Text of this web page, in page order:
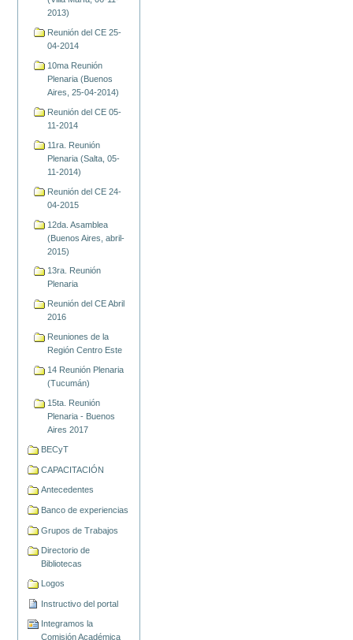
2013)
Reunión del CE 25-
04-2014
10ma Reunión
Plenaria (Buenos
Aires, 25-04-2014)
Reunión del CE 05-
11-2014
11ra. Reunión
Plenaria (Salta, 05-
11-2014)
Reunión del CE 24-
04-2015
12da. Asamblea
(Buenos Aires, abril-
2015)
13ra. Reunión
Plenaria
Reunión del CE Abril
2016
Reuniones de la
Región Centro Este
14 Reunión Plenaria
(Tucumán)
15ta. Reunión
Plenaria - Buenos
Aires 2017
BECyT
CAPACITACIÓN
Antecedentes
Banco de experiencias
Grupos de Trabajos
Directorio de
Bibliotecas
Logos
Instructivo del portal
Integramos la
Comisión Académica